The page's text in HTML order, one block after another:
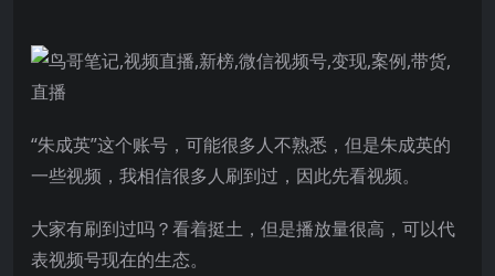
“朱成英”这个账号，可能很多人不熟悉，但是朱成英的
一些视频，我相信很多人刷到过，因此先看视频。
大家有刷到过吗？看着挺土，但是播放量很高，可以代
表视频号现在的生态。